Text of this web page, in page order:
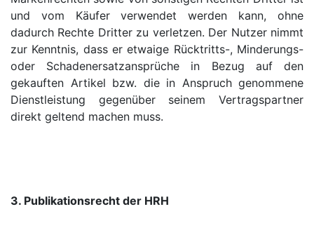
und vom Käufer verwendet werden kann, ohne
dadurch Rechte Dritter zu verletzen. Der Nutzer nimmt
zur Kenntnis, dass er etwaige Rücktritts-, Minderungs-
oder Schadenersatzansprüche in Bezug auf den
gekauften Artikel bzw. die in Anspruch genommene
Dienstleistung gegenüber seinem Vertragspartner
direkt geltend machen muss.
3. Publikationsrecht der HRH